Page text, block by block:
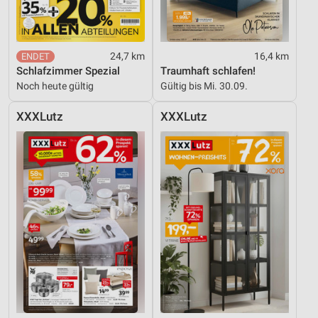
24,7 km
Schlafzimmer Spezial
Noch heute gültig
16,4 km
Traumhaft schlafen!
Gültig bis Mi. 30.09.
XXXLutz XXXLutz
Kombinationen von Daten aus verschiedenen
Quellen
Entwicklung und Verbesserung der Angebote
Verwendung reduzierter Daten zur Auswahl von
Inhalten
IAB-Besonderheiten:
Verwendung genauer Standortdaten
Geräte anhand von aktiv angeforderten
Informationen identifizieren
Nicht-IAB-Verarbeitungszwecke:
Notwendig
Performance
Funktional
Werbung